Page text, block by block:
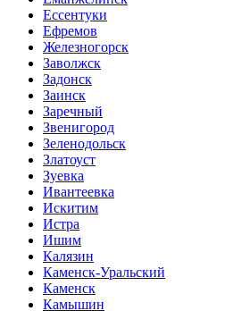
Ессентуки
Ефремов
Железногорск
Заволжск
Задонск
Заинск
Заречный
Звенигород
Зеленодольск
Златоуст
Зуевка
Ивантеевка
Искитим
Истра
Ишим
Калязин
Каменск-Уральский
Каменск
Камышин